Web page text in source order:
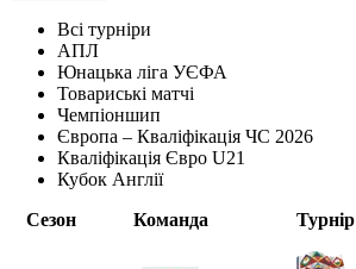
Всі турніри
АПЛ
Юнацька ліга УЄФА
Товариські матчі
Чемпіоншип
Європа – Кваліфікація ЧС 2026
Кваліфікація Євро U21
Кубок Англії
Сезон
Команда Турнір